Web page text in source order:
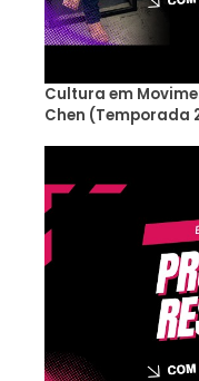
Cultura em
Chen (Temporada